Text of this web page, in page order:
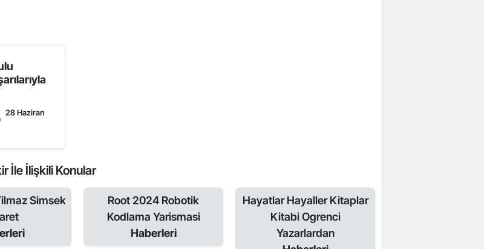
28 Haziran
İle İlişkili Konular
Simsek
Root 2024 Robotik
Kodlama Yarismasi
Haberleri
Hayatlar Hayaller Kitaplar
Kitabi Ogrenci
Yazarlardan